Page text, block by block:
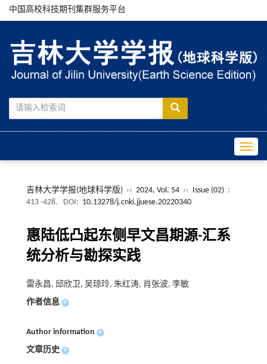
中国高校科技期刊集群服务平台
吉林大学学报(地球科学版) ›› 2024, Vol. 54 ›› Issue (02) :
413 -428.
DOI: 10.13278/j.cnki.jjuese.20220340
惠陆低凸起东侧早文昌期源-汇系
统分析与勘探实践
雷永昌, 邱欣卫, 吴琼玲, 朱红涛, 肖张波, 李敏
作者信息 +
Author information +
文章历史 +